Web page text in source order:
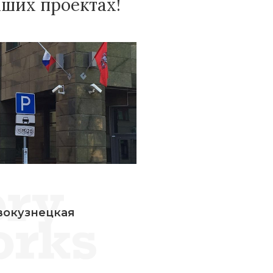
проектах!